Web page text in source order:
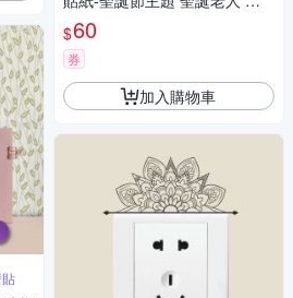
慶布置 DIY可移式壁貼 無痕壁
貼 牆貼
$60
券
加入購物車